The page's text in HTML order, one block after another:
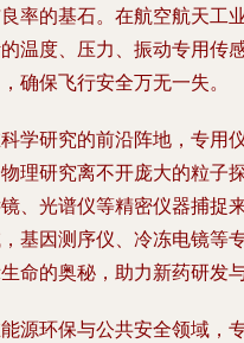
率的基石。在航空航天工
温度、压力、振动专用传
确保飞行安全万无一失。
学研究的前沿阵地，专用
理研究离不开庞大的粒子
、光谱仪等精密仪器捕捉
基因测序仪、冷冻电镜等
命的奥秘，助力新药研发
源环保与公共安全领域，